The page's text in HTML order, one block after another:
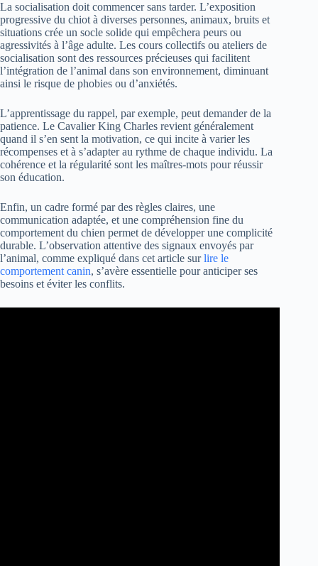
La socialisation doit commencer sans tarder. L’exposition
progressive du chiot à diverses personnes, animaux, bruits et
situations crée un socle solide qui empêchera peurs ou
agressivités à l’âge adulte. Les cours collectifs ou ateliers de
socialisation sont des ressources précieuses qui facilitent
l’intégration de l’animal dans son environnement, diminuant
ainsi le risque de phobies ou d’anxiétés.
L’apprentissage du rappel, par exemple, peut demander de la
patience. Le Cavalier King Charles revient généralement
quand il s’en sent la motivation, ce qui incite à varier les
récompenses et à s’adapter au rythme de chaque individu. La
cohérence et la régularité sont les maîtres-mots pour réussir
son éducation.
Enfin, un cadre formé par des règles claires, une
communication adaptée, et une compréhension fine du
comportement du chien permet de développer une complicité
durable. L’observation attentive des signaux envoyés par
l’animal, comme expliqué dans cet article surlire le
comportement canin, s’avère essentielle pour anticiper ses
besoins et éviter les conflits.